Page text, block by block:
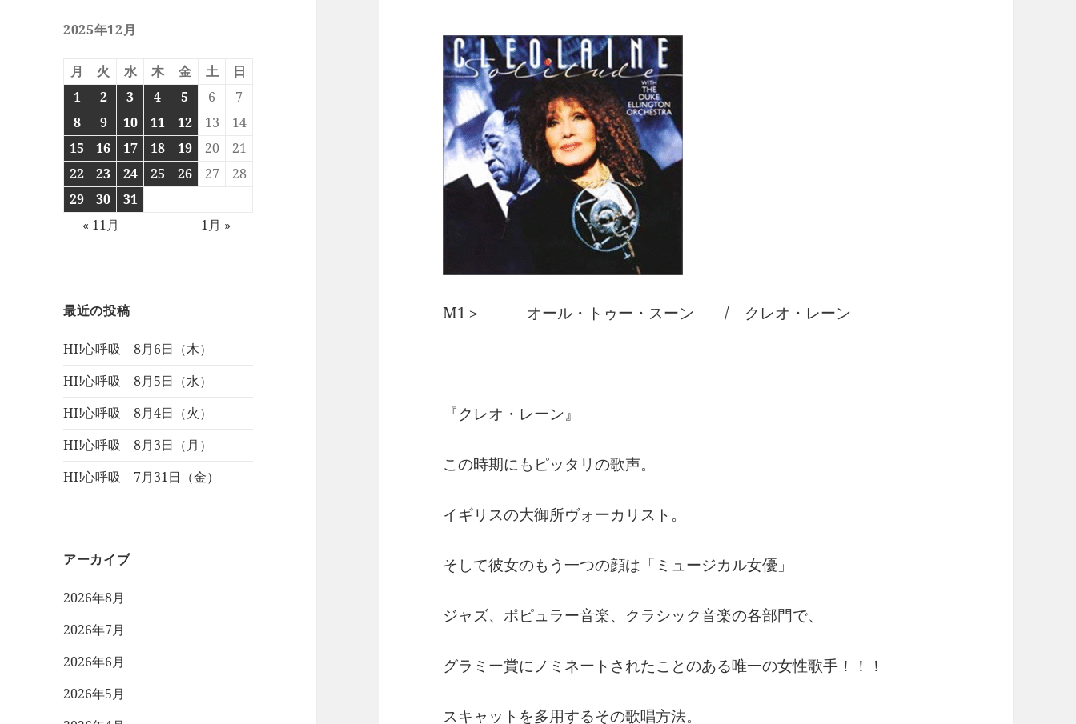
2025年12月
月 火 水 木 金 土
日
1
2 3 4 5 6
7
8
9 10 11 12 13
14
15
16 17 18 19 20
21
22
23 24 25 26 27
28
29
30
31
« 11月
1月 »
最近の投稿
HI!心呼吸 8月6日（木）
HI!心呼吸 8月5日（水）
HI!心呼吸 8月4日（火）
HI!心呼吸 8月3日（月）
HI!心呼吸 7月31日（金）
アーカイブ
2026年8月
2026年7月
2026年6月
2026年5月
M1＞ オール・トゥー・スーン / クレオ・レーン
『クレオ・レーン』
この時期にもピッタリの歌声。
イギリスの大御所ヴォーカリスト。
そして彼女のもう一つの顔は「ミュージカル女優」
ジャズ、ポピュラー音楽、クラシック音楽の各部門で、
グラミー賞にノミネートされたことのある唯一の女性歌手！！！
スキャットを多用するその歌唱方法。